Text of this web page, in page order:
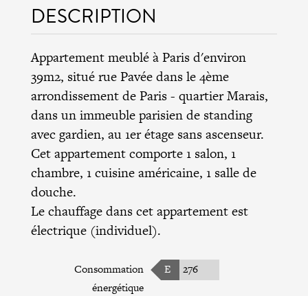
DESCRIPTION
Appartement meublé à Paris d'environ
39m2, situé rue Pavée dans le4ème
arrondissement de Paris- quartier Marais,
dans un immeuble parisien de standing
avec gardien, au 1er étage sans ascenseur.
Cet appartement comporte 1 salon, 1
chambre, 1 cuisine américaine, 1 salle de
douche.
Le chauffage dans cet appartement est
électrique (individuel).
Consommation
énergétique
E 276